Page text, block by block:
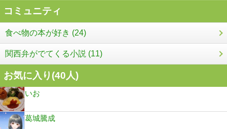
コミュニティ
食べ物の本が好き (24)
関西弁がでてくる小説 (11)
お気に入り(40人)
いお
葛城騰成